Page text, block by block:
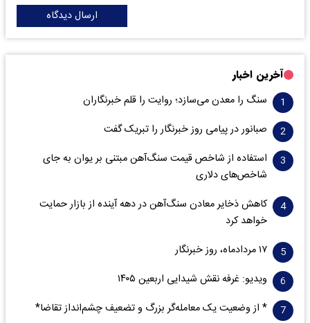
ارسال دیدگاه
آخرین اخبار
سنگ را معدن می‌سازد؛ روایت را قلم خبرنگاران
صبانور در پیامی روز خبرنگار را تبریک گفت
استفاده از شاخص قیمت سنگ‌آهن مبتنی بر یوان به جای
شاخص‌های دلاری
کاهش ذخایر معادن سنگ‌آهن در دهه آینده از بازار حمایت
خواهد کرد
۱۷ مردادماه، روز خبرنگار
ویدیو: غرفه نقش شیدایی اربعین ۱۴۰۵
* از وضعیت یک معامله‌گر بزرگ و تضعیف چشم‌انداز تقاضا*